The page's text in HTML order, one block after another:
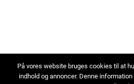
På vores website bruges cookies til at
indhold og annoncer. Denne